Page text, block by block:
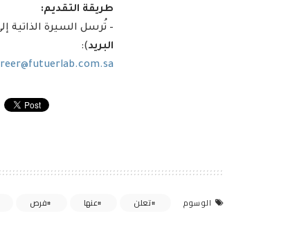
طريقة التقديم:
– تُرسل السيرة الذاتية
البريد):
الوسوم تعلن عنها فرص